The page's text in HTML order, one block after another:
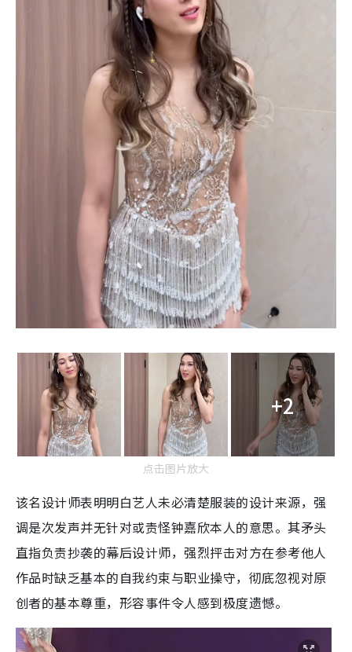
+2
点击图片放大
该名设计师表明明白艺人未必清楚服装的设计来源，强
调是次发声并无针对或责怪钟嘉欣本人的意思。其矛头
直指负责抄袭的幕后设计师，强烈抨击对方在参考他人
作品时缺乏基本的自我约束与职业操守，彻底忽视对原
创者的基本尊重，形容事件令人感到极度遗憾。